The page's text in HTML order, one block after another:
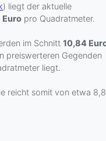
) liegt der aktuelle
Euro pro Quadratmeter.
im Schnitt 10,84
preiswerteren Gegenden
liegt.
reicht somit von etwa